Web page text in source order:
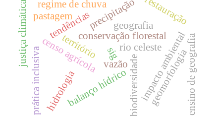
conservação florestal
impacto ambiental
censo agrícola biodiversidade
rio celeste
tendênciasprecipitação
vazão
balanço hídrico geomorfologia
hidrologia
regime de chuva
território ensino de geografia
restauração
pastagem
justiça climática geografia
prática inclusiva sig